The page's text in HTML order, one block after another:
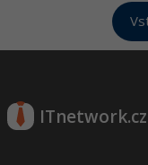
ITnetwork.cz